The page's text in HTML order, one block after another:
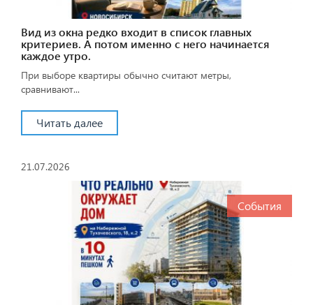
Вид из окна редко входит в список главных
критериев. А потом именно с него начинается
каждое утро.
При выборе квартиры обычно считают метры,
сравнивают...
Читать далее
21.07.2026
События